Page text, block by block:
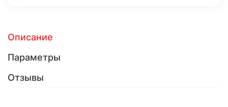
Описание
Параметры
Отзывы